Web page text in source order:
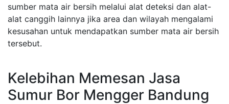
sumber mata air bersih melalui alat deteksi dan alat-
alat canggih lainnya jika area dan wilayah mengalami
kesusahan untuk mendapatkan sumber mata air bersih
tersebut.
Kelebihan Memesan Jasa
Sumur Bor Mengger Bandung